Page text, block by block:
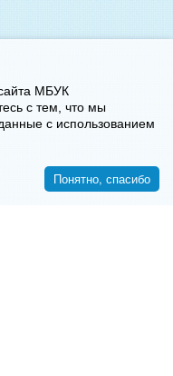
МБУК
с тем, что мы
с использованием
Понятно, спасибо